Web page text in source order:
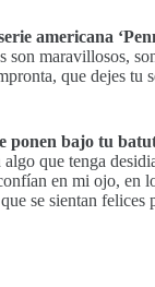
americana
maravillosos,
que dejes
ponen bajo tu
que tenga
en mi ojo, en
se sientan